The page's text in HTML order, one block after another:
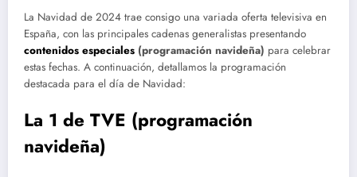
La Navidad de 2024 trae consigo una variada oferta televisiva en
España, con las principales cadenas generalistas presentando
contenidos especiales (programación navideña) para celebrar
estas fechas. A continuación, detallamos la programación
destacada para el día de Navidad:
La 1 de TVE (programación
navideña)